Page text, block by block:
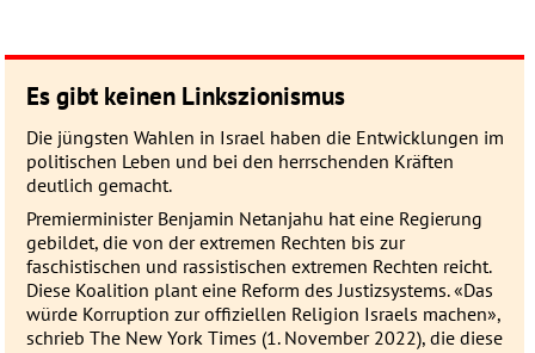
Es gibt keinen Linkszionismus
Die jüngsten Wahlen in Israel haben die Entwicklungen im
politischen Leben und bei den herrschenden Kräften
deutlich gemacht.
Premierminister Benjamin Netanjahu hat eine Regierung
gebildet, die von der extremen Rechten bis zur
faschistischen und rassistischen extremen Rechten reicht.
Diese Koalition plant eine Reform des Justizsystems. «Das
würde Korruption zur offiziellen Religion Israels machen»,
schrieb The New York Times (1. November 2022), die diese